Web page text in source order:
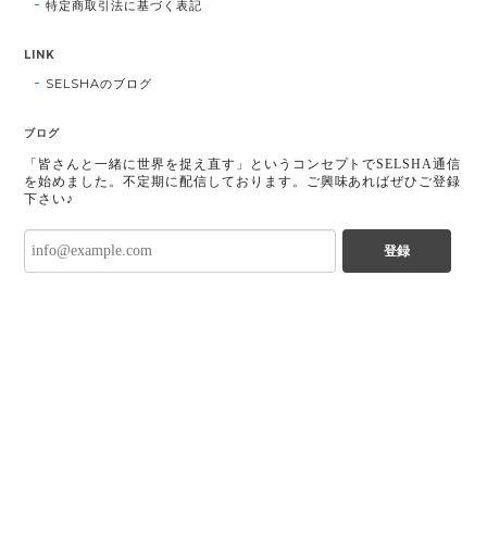
特定商取引法に基づく表記
LINK
SELSHAのブログ
ブログ
「皆さんと一緒に世界を捉え直す」というコンセプトでSELSHA通信
を始めました。不定期に配信しております。ご興味あればぜひご登録
下さい♪
登録